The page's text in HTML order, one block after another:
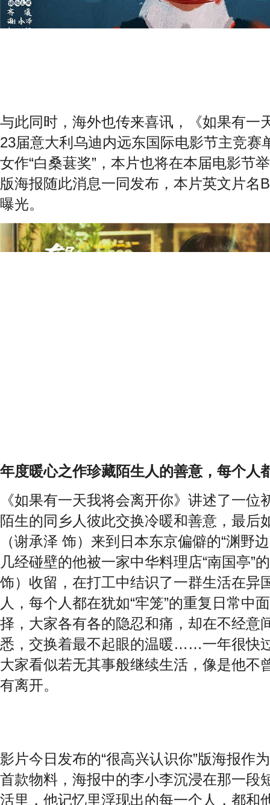
与此同时，海外也传来喜讯，《如果有一
23届意大利乌迪内远东国际电影节主竞赛
女作“白桑葚奖”，本片也将在本届电影节
版海报随此消息一同发布，本片英文片名
曝光。
年度暖心之作珍藏陌生人的善意，每个人
《如果有一天我将会离开你》讲述了一位
陌生的同乡人彼此交换冷暖和善意，最后
（谢承泽 饰）来到日本东京偏僻的“渊野
几经碰壁的他被一家中华料理店“南国亭”
饰）收留，在打工中结识了一群生活在异
人，每个人都在犹如“牢笼”的重复日常中
择，大家各有各的隐忍和痛，却在不经意
悉，交换着最不起眼的温暖……一年很快
大家看似若无其事般继续生活，像是他不
有离开。
影片今日发布的“很高兴认识你”版海报作
首款物料，海报中的李小李沉浸在那一段
活里，他记忆里浮现出的每一个人，都和